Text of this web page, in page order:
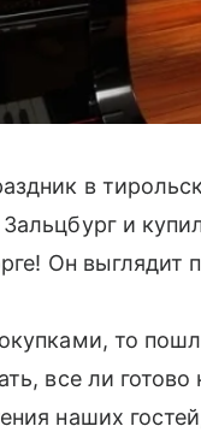
в
и
Он выглядит
то
все ли
наших